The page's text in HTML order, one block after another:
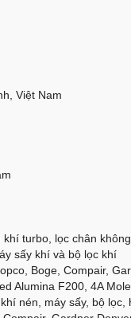
Việt Nam
turbo, lọc chân
sấy khí và bộ lọc khí
Boge, Compair,
Alumina F200, 4A
nén, máy sấy, bộ lọc,